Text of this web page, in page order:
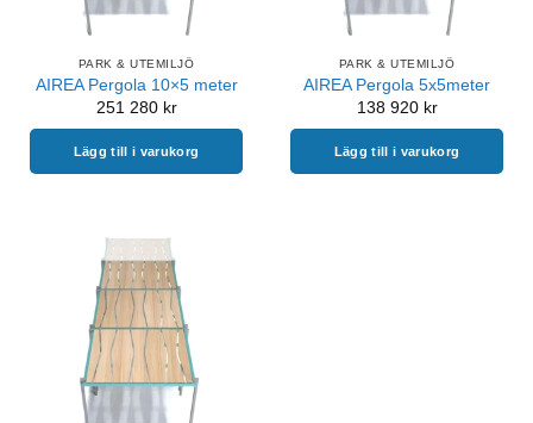
PARK & UTEMILJÖ
AIREA Pergola 10×5 meter
251 280 kr
Lägg till i varukorg
PARK & UTEMILJÖ
AIREA Pergola 5x5meter
138 920 kr
Lägg till i varukorg